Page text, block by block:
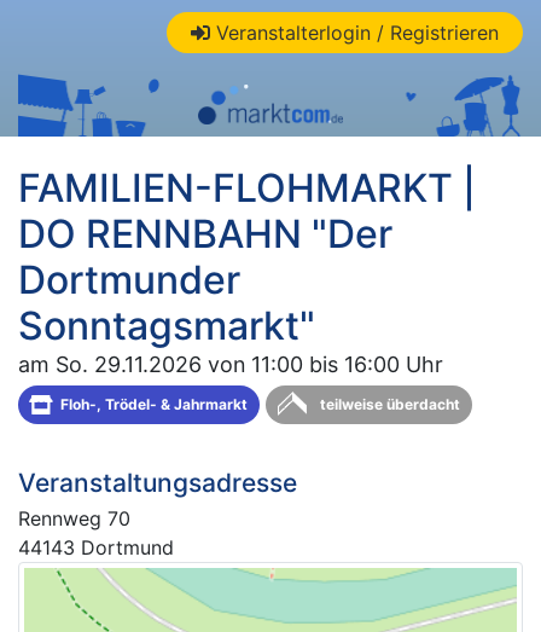
Veranstalterlogin / Registrieren
FAMILIEN-FLOHMARKT |
DO RENNBAHN "Der
Dortmunder
Sonntagsmarkt"
am So. 29.11.2026 von 11:00 bis 16:00 Uhr
Floh-, Trödel- & Jahrmarkt teilweise überdacht
Veranstaltungsadresse
Rennweg 70
44143 Dortmund